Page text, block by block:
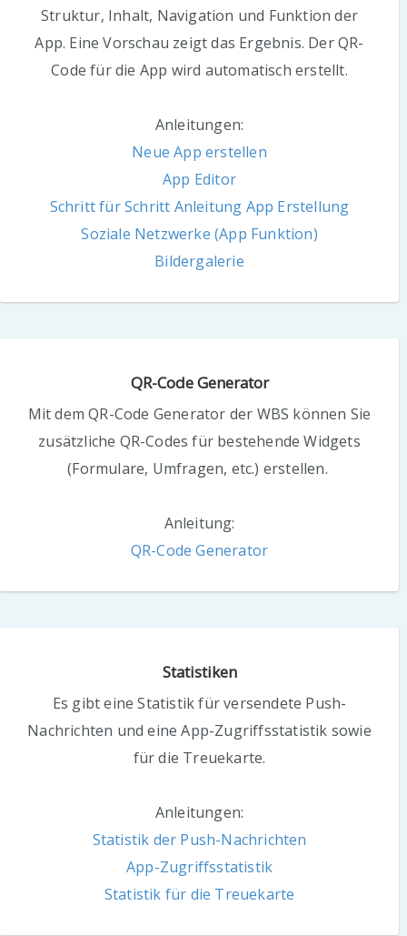
Struktur, Inhalt, Navigation und Funktion der
App. Eine Vorschau zeigt das Ergebnis. Der QR-
Code für die App wird automatisch erstellt.
Anleitungen:
Neue App erstellen
App Editor
Schritt für Schritt Anleitung App Erstellung
Soziale Netzwerke (App Funktion)
Bildergalerie
QR-Code Generator
Mit dem QR-Code Generator der WBS können Sie
zusätzliche QR-Codes für bestehende Widgets
(Formulare, Umfragen, etc.) erstellen.
Anleitung:
QR-Code Generator
Statistiken
Es gibt eine Statistik für versendete Push-
Nachrichten und eine App-Zugriffsstatistik sowie
für die Treuekarte.
Anleitungen:
Statistik der Push-Nachrichten
App-Zugriffsstatistik
Statistik für die Treuekarte